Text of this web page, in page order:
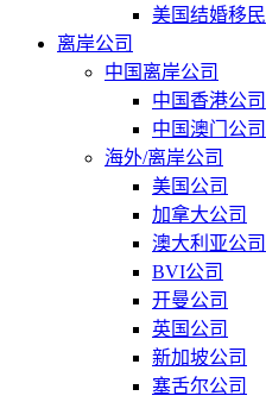
美国结婚移民
离岸公司
中国离岸公司
中国香港公司
中国澳门公司
海外/离岸公司
美国公司
加拿大公司
澳大利亚公司
BVI公司
开曼公司
英国公司
新加坡公司
塞舌尔公司